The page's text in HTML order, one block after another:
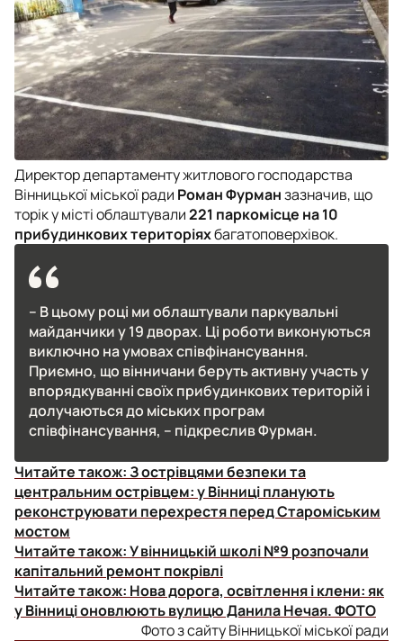
Директор департаменту житлового господарства
Вінницької міської ради Роман Фурманзазначив, що
торік у місті облаштували221 паркомісце на 10
прибудинкових територіяхбагатоповерхівок.
– В цьому році ми облаштували паркувальні
майданчики у 19 дворах. Ці роботи виконуються
виключно на умовах співфінансування.
Приємно, що вінничани беруть активну участь у
впорядкуванні своїх прибудинкових територій і
долучаються до міських програм
співфінансування, – підкреслив Фурман.
Читайте також:З острівцями безпеки та
центральним острівцем: у Вінниці планують
реконструювати перехрестя перед Староміським
мостом
Читайте також:У вінницькій школі №9 розпочали
капітальний ремонт покрівлі
Читайте також: Нова дорога, освітлення і клени: як
у Вінниці оновлюють вулицю Данила Нечая. ФОТО
Фото з сайту Вінницької міської ради